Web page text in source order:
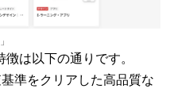
は以下の通りです。
準をクリアした高品質な